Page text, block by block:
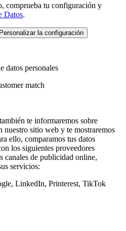
comprueba tu configuración y
Datos.
Personalizar la configuración
datos personales
match
te informaremos sobre
nuestro sitio web y te mostraremos
ello, comparamos tus datos
los siguientes proveedores
canales de publicidad online,
servicios:
LinkedIn, Printerest, TikTok